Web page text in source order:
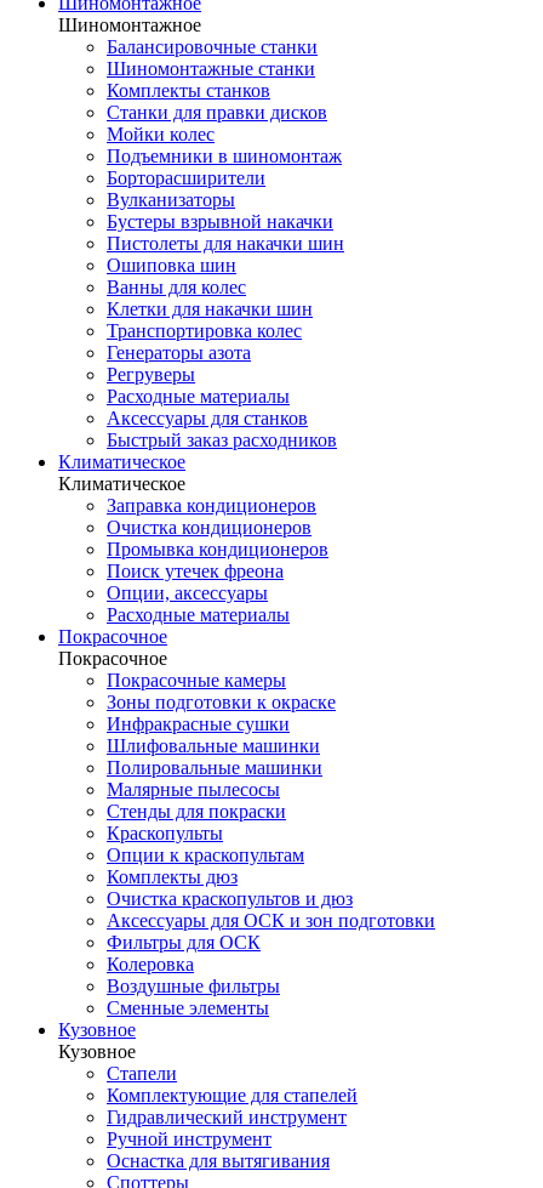
Шиномонтажное
Балансировочные станки
Шиномонтажные станки
Комплекты станков
Станки для правки дисков
Мойки колес
Подъемники в шиномонтаж
Борторасширители
Вулканизаторы
Бустеры взрывной накачки
Пистолеты для накачки шин
Ошиповка шин
Ванны для колес
Клетки для накачки шин
Транспортировка колес
Генераторы азота
Регруверы
Расходные материалы
Аксессуары для станков
Быстрый заказ расходников
Климатическое
Климатическое
Заправка кондиционеров
Очистка кондиционеров
Промывка кондиционеров
Поиск утечек фреона
Опции, аксессуары
Расходные материалы
Покрасочное
Покрасочное
Покрасочные камеры
Зоны подготовки к окраске
Инфракрасные сушки
Шлифовальные машинки
Полировальные машинки
Малярные пылесосы
Стенды для покраски
Краскопульты
Опции к краскопультам
Комплекты дюз
Очистка краскопультов и дюз
Аксессуары для ОСК и зон подготовки
Фильтры для ОСК
Колеровка
Воздушные фильтры
Сменные элементы
Кузовное
Кузовное
Стапели
Комплектующие для стапелей
Гидравлический инструмент
Ручной инструмент
Оснастка для вытягивания
Споттеры